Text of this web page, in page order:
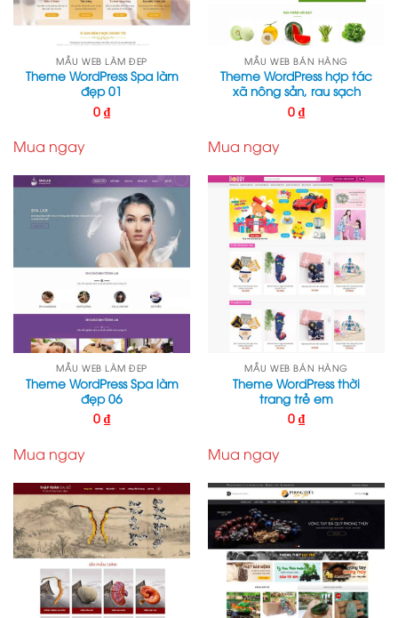
MẪU WEB LÀM ĐẸP
Theme WordPress Spa làm
đẹp 01
0 ₫
Mua ngay
MẪU WEB BÁN HÀNG
Theme WordPress hợp tác
xã nông sản, rau sạch
0 ₫
Mua ngay
MẪU WEB LÀM ĐẸP
Theme WordPress Spa làm
đẹp 06
0 ₫
Mua ngay
MẪU WEB BÁN HÀNG
Theme WordPress thời
trang trẻ em
0 ₫
Mua ngay